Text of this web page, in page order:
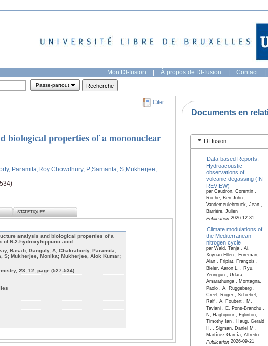
Mon DI-fusion | À propos de DI-fusion | Contact |
Passe-partout
Citer
biological properties of a mononuclear
Paramita;Roy Chowdhury, P;Samanta, S;Mukherjee,
STATISTIQUES
analysis and biological properties of a
of N-2-hydroxyhippuric acid
Basab; Ganguly, A; Chakraborty, Paramita;
S; Mukherjee, Monika; Mukherjee, Alok Kumar;
23, 12, page (527-534)
Documents en
DI-fusion
Data-based Reports;
Hydroacoustic
observations of
volcanic degassing (IN
REVIEW)
par Caudron, Corentin ,
Roche, Ben John ,
Vandemeulebrouck, Jean ,
Barrière, Julien
Publication2026-12-31
Climate modulations of
the Mediterranean
nitrogen cycle
par Wald, Tanja , Ai,
Xuyuan Ellen , Foreman,
Alan , Fripiat, François ,
Bieler, Aaron L. , Ryu,
Yeongjun , Udara,
Amarathunga , Montagna,
Paolo , A, Rüggeberg ,
Creel, Roger , Schiebel,
Ralf , A, Foubert , M,
Taviani , E, Pons-Branchu ,
N, Haghipour , Eglinton,
Timothy Ian , Haug, Gerald
H. , Sigman, Daniel M ,
Martínez-García, Alfredo
Publication2026-09-21